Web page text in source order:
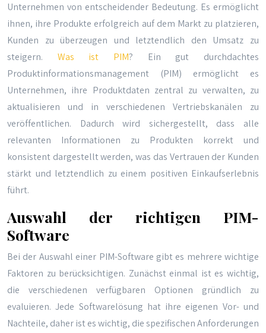
Unternehmen von entscheidender Bedeutung. Es ermöglicht
ihnen, ihre Produkte erfolgreich auf dem Markt zu platzieren,
Kunden zu überzeugen und letztendlich den Umsatz zu
steigern. Was ist PIM? Ein gut durchdachtes
Produktinformationsmanagement (PIM) ermöglicht es
Unternehmen, ihre Produktdaten zentral zu verwalten, zu
aktualisieren und in verschiedenen Vertriebskanälen zu
veröffentlichen. Dadurch wird sichergestellt, dass alle
relevanten Informationen zu Produkten korrekt und
konsistent dargestellt werden, was das Vertrauen der Kunden
stärkt und letztendlich zu einem positiven Einkaufserlebnis
führt.
Auswahl der richtigen PIM-
Software
Bei der Auswahl einer PIM-Software gibt es mehrere wichtige
Faktoren zu berücksichtigen. Zunächst einmal ist es wichtig,
die verschiedenen verfügbaren Optionen gründlich zu
evaluieren. Jede Softwarelösung hat ihre eigenen Vor- und
Nachteile, daher ist es wichtig, die spezifischen Anforderungen